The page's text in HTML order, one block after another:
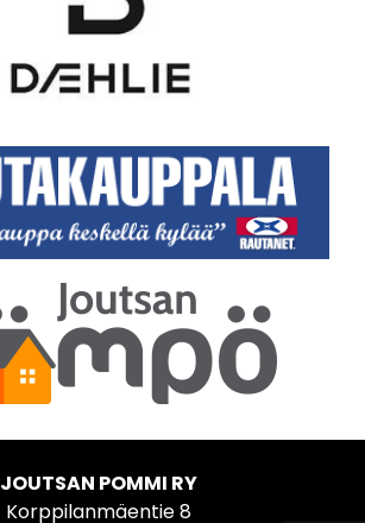
JOUTSAN POMMI RY
Korppilanmäentie 8